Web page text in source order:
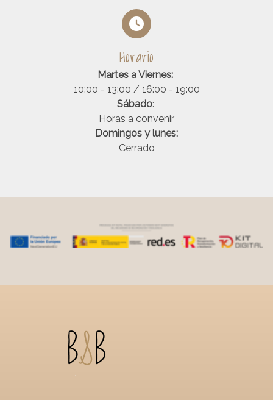
Horario
Martes a Viernes:
10:00 - 13:00 / 16:00 - 19:00
Sábado:
Horas a convenir
Domingos y lunes:
Cerrado